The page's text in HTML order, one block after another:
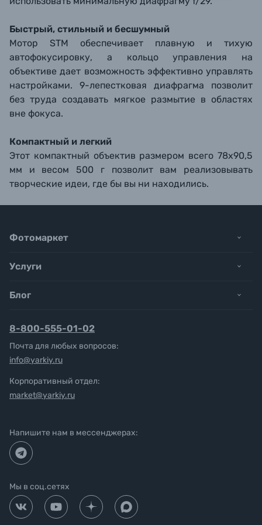
Быстрый, стильный и бесшумный
Мотор STM обеспечивает плавную и тихую
автофокусировку, а кольцо управления на
объективе дает возможность эффективно управлять
настройками. 9-лепестковая диафрагма позволит
без труда создавать мягкое размытие в областях
вне фокуса.
Компактный и легкий
Этот компактный объектив размером всего 78x90,5
мм и весом 500 г позволит вам реализовывать
творческие идеи, где бы вы ни находились.
Фотомаркет
Услуги
Блог
8-800-555-01-02
Почта для любых вопросов:
info@yarkiy.ru
Корпоративный отдел:
market@yarkiy.ru
Напишите нам в мессенджерах:
Мы в соц.сетях